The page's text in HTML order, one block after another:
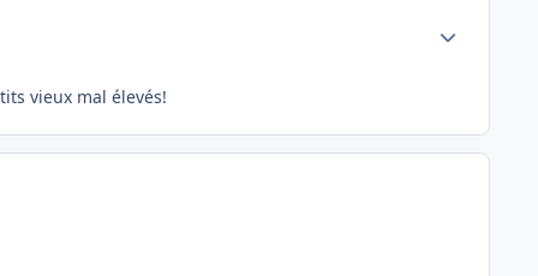
vieux mal élevés!